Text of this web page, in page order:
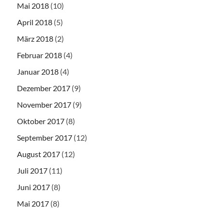
Mai 2018 (10)
April 2018 (5)
März 2018 (2)
Februar 2018 (4)
Januar 2018 (4)
Dezember 2017 (9)
November 2017 (9)
Oktober 2017 (8)
September 2017 (12)
August 2017 (12)
Juli 2017 (11)
Juni 2017 (8)
Mai 2017 (8)